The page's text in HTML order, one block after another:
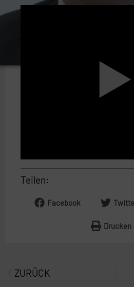
Teilen:
Facebook
Drucken
ZURÜCK